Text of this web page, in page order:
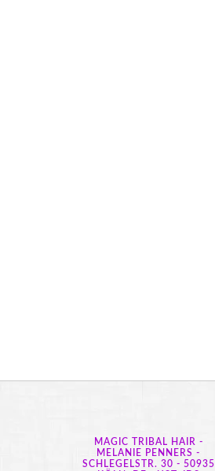
MAGIC TRIBAL HAIR -
MELANIE PENNERS -
SCHLEGELSTR. 30 - 50935